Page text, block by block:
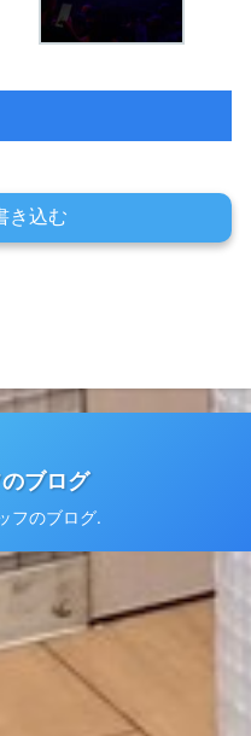
き込む
ブログ
フのブログ.